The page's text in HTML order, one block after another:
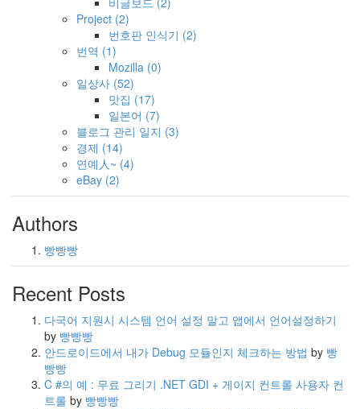
Project (2)
번호판 인식기 (2)
번역 (1)
Mozilla (0)
일상사 (52)
맛집 (17)
일본어 (7)
블로그 관리 일지 (3)
경제 (14)
연예人~ (4)
eBay (2)
Authors
빵빵빵
Recent Posts
다국어 지원시 시스템 언어 설정 말고 앱에서 언어설정하기
by 빵빵빵
안드로이드에서 내가 Debug 모듈인지 체크하는 방법 by 빵
빵빵
C #의 예 : 무료 그리기 .NET GDI + 게이지 컨트롤 사용자 컨
트롤 by 빵빵빵